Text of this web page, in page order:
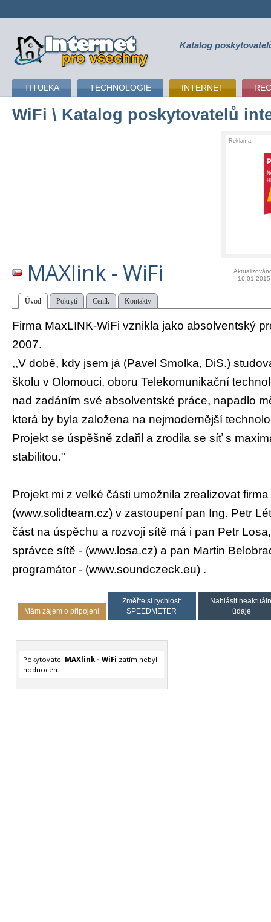
připojení k internetu Katalog
TITULKA TECHNOLOGIE INTERNET
WiFi \ Katalog poskytovatelů
Reklama:
MAXlink - WiFi
16.01.2015
Úvod Pokrytí Ceník Kontakty
Firma MaxLINK-WiFi vznikla jako absolventský
2007.
,,V době, kdy jsem já (Pavel Smolka, DiS.)
školu v Olomouci, oboru Telekomunikační
nad zadáním své absolventské práce, napadlo
která by byla založena na nejmodernější
Projekt se úspěšně zdařil a zrodila se síť s
stabilitou."
Projekt mi z velké části umožnila zrealizovat
(www.solidteam.cz) v zastoupení pan Ing. Petr
část na úspěchu a rozvoji sítě má i pan Petr
správce sítě - (www.losa.cz) a pan Martin
programátor - (www.soundczeck.eu) .
Mám zájem o připojení
Změřte si rychlost:
SPEEDMETER
Nahlásit
údaje
Pokytovatel MAXlink - WiFi zatím nebyl
hodnocen.